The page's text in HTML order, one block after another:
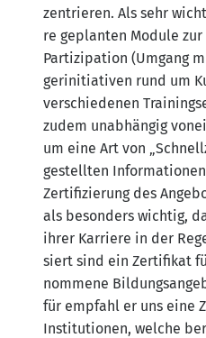
zen­trie­ren. Als sehr
re geplan­ten Modu­le
Par­ti­zi­pa­ti­on (Umgang
ger­initia­ti­ven rund um
ver­schie­de­nen
zudem unab­hän­gig
um eine Art von
ge­stell­ten
Zer­ti­fi­zie­rung des
als beson­ders wich­tig,
ihrer Kar­rie­re in der
siert sind ein Zer­ti­fi­kat
nom­me­ne
für emp­fahl er uns eine
Insti­tu­tio­nen, wel­che